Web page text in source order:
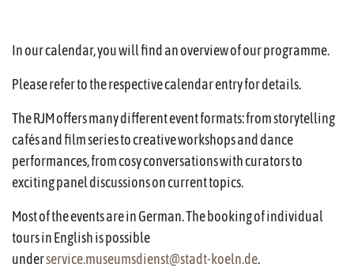
In our calendar, you will find an overview of our programme.
Please refer to the respective calendar entry for details.
The RJM offers many different event formats: from storytelling
cafés and film series to creative workshops and dance
performances, from cosy conversations with curators to
exciting panel discussions on current topics.
Most of the events are in German. The booking of individual
tours in English is possible
underservice.museumsdienst@stadt-koeln.de.